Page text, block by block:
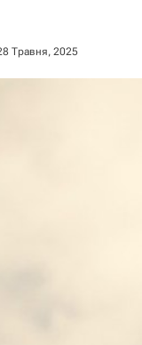
Травня, 2025